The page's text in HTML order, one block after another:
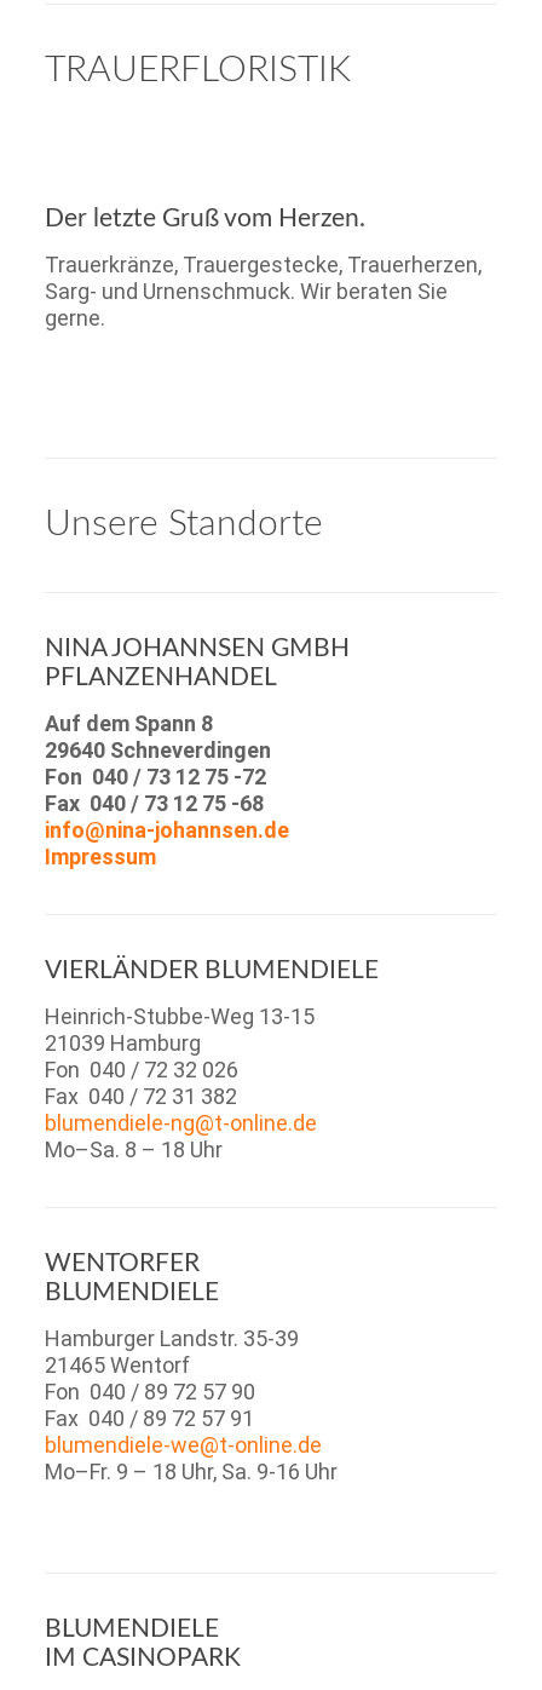
TRAUERFLORISTIK
Der letzte Gruß vom Herzen.
Trauerkränze, Trauergestecke, Trauerherzen,
Sarg- und Urnenschmuck. Wir beraten Sie
gerne.
Unsere Standorte
NINA JOHANNSEN GMBH
PFLANZENHANDEL
Auf dem Spann 8
29640 Schneverdingen
Fon 040 / 73 12 75 -72
Fax 040 / 73 12 75 -68
info@nina-johannsen.de
Impressum
VIERLÄNDER BLUMENDIELE
Heinrich-Stubbe-Weg 13-15
21039 Hamburg
Fon 040 / 72 32 026
Fax 040 / 72 31 382
blumendiele-ng@t-online.de
Mo–Sa. 8 – 18 Uhr
WENTORFER
BLUMENDIELE
Hamburger Landstr. 35-39
21465 Wentorf
Fon 040 / 89 72 57 90
Fax 040 / 89 72 57 91
blumendiele-we@t-online.de
Mo–Fr. 9 – 18 Uhr, Sa. 9-16 Uhr
BLUMENDIELE
IM CASINOPARK